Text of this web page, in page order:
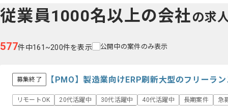
従業員1000名以上の会社の求
577件中161~200件を表示 公開中の案件のみ表示
募集終了 【PMO】製造業向けERP刷新大型のフリーラ
リモートOK 20代活躍中 30代活躍中 40代活躍中 長期案件
急